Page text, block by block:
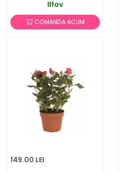
Ilfov
COMANDA ACUM
149.00 LEI